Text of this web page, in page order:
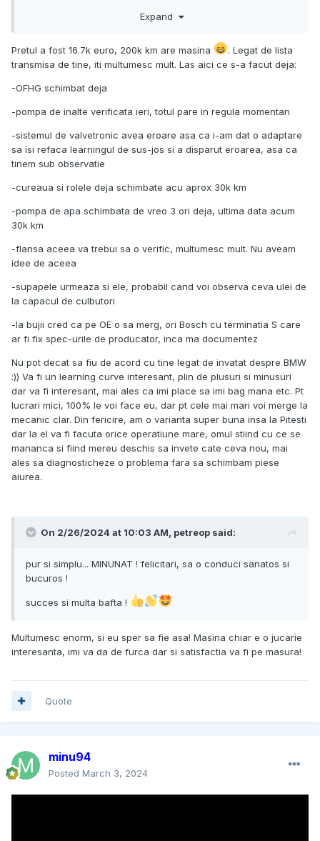
de multe ori acesta se infunda cu diferite depuneri)
o trec totusi)
- pompa de apa care se schimba la aprox 90k km daca mai
- mickey mouse flange
coolant-hose-flange-rein-chc0609)
- curatat supapele de depuneri de carbon, cum a
recomandat si bogdanx
- vis a vis de bujii eu as merge pe OE, daca vrei doar un
mecanici (daca nu iti faci tu singur lucrarile) cu acest motor
Expand
Pretul a fost 16.7k euro, 200k km are masina
. Legat de lista
transmisa de tine, iti multumesc mult. Las aici ce s-a facut deja:
-OFHG schimbat deja
-pompa de inalte verificata ieri, totul pare in regula momentan
-sistemul de valvetronic avea eroare asa ca i-am dat o adaptare
sa isi refaca learningul de sus-jos si a disparut eroarea, asa ca
tinem sub observatie
-cureaua si rolele deja schimbate acu aprox 30k km
-pompa de apa schimbata de vreo 3 ori deja, ultima data acum
30k km
-flansa aceea va trebui sa o verific, multumesc mult. Nu aveam
idee de aceea
-supapele urmeaza si ele, probabil cand voi observa ceva ulei de
la capacul de culbutori
-la bujii cred ca pe OE o sa merg, ori Bosch cu terminatia S care
ar fi fix spec-urile de producator, inca ma documentez
Nu pot decat sa fiu de acord cu tine legat de invatat despre BMW
:)) Va fi un learning curve interesant, plin de plusuri si minusuri
dar va fi interesant, mai ales ca imi place sa imi bag mana etc. Pt
lucrari mici, 100% le voi face eu, dar pt cele mai mari voi merge la
mecanic clar. Din fericire, am o varianta super buna insa la Pitesti
dar la el va fi facuta orice operatiune mare, omul stiind cu ce se
mananca si fiind mereu deschis sa invete cate ceva nou, mai
ales sa diagnosticheze o problema fara sa schimbam piese
aiurea.
On 2/26/2024 at 10:03 AM, petreop said:
pur si simplu... MINUNAT ! felicitari, sa o conduci sanatos si
bucuros !
succes si multa bafta !
Multumesc enorm, si eu sper sa fie asa! Masina chiar e o jucarie
interesanta, imi va da de furca dar si satisfactia va fi pe masura!
Quote
minu94
Posted March 3, 2024